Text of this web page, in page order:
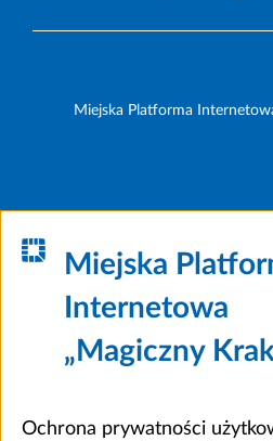
Miejska Platforma
Miejska
Internetowa
„Magiczny
Ochrona prywatności